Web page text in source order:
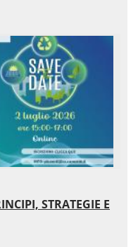
STRATEGIE E